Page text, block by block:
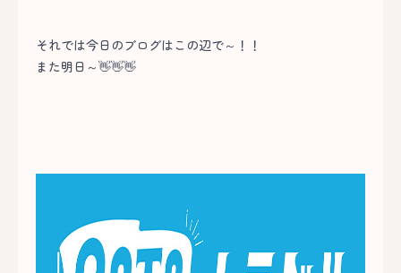
それでは今日のブログはこの辺で～！！
また明日～👋👋👋